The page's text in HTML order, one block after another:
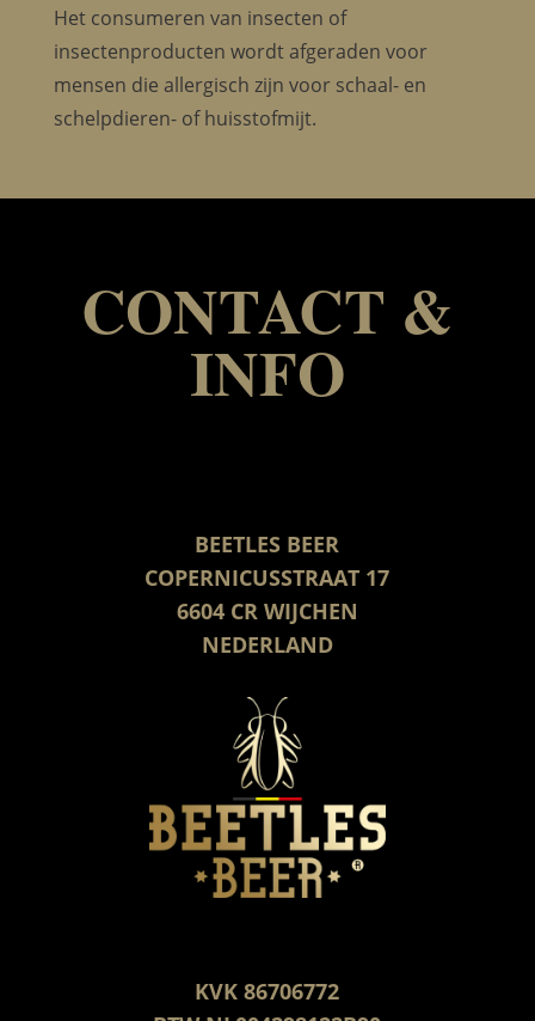
Het consumeren van insecten of
insectenproducten wordt afgeraden voor
mensen die allergisch zijn voor schaal- en
schelpdieren- of huisstofmijt.
CONTACT &
INFO
BEETLES BEER
COPERNICUSSTRAAT 17
6604 CR WIJCHEN
NEDERLAND
KVK 86706772